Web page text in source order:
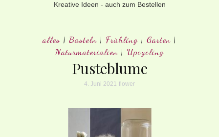
Kreative Ideen - auch zum Bestellen
alles | Basteln | Frühling | Garten |
Naturmaterialien | Upcycling
Pusteblume
4. Juni 2021 flower